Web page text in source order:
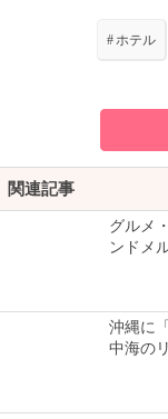
# ホテル
関連記事
グルメ
ンドメ
沖縄に
中海の